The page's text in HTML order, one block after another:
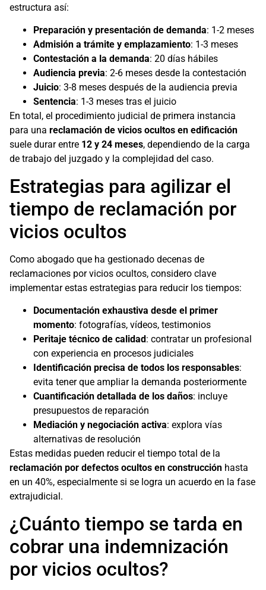
estructura así:
Preparación y presentación de demanda: 1-2 meses
Admisión a trámite y emplazamiento: 1-3 meses
Contestación a la demanda: 20 días hábiles
Audiencia previa: 2-6 meses desde la contestación
Juicio: 3-8 meses después de la audiencia previa
Sentencia: 1-3 meses tras el juicio
En total, el procedimiento judicial de primera instancia
para una reclamación de vicios ocultos en edificación
suele durar entre 12 y 24 meses, dependiendo de la carga
de trabajo del juzgado y la complejidad del caso.
Estrategias para agilizar el
tiempo de reclamación por
vicios ocultos
Como abogado que ha gestionado decenas de
reclamaciones por vicios ocultos, considero clave
implementar estas estrategias para reducir los tiempos:
Documentación exhaustiva desde el primer
momento: fotografías, vídeos, testimonios
Peritaje técnico de calidad : contratar un profesional
con experiencia en procesos judiciales
Identificación precisa de todos los responsables:
evita tener que ampliar la demanda posteriormente
Cuantificación detallada de los daños: incluye
presupuestos de reparación
Mediación y negociación activa: explora vías
alternativas de resolución
Estas medidas pueden reducir el tiempo total de la
reclamación por defectos ocultos en construcción hasta
en un 40%, especialmente si se logra un acuerdo en la fase
extrajudicial.
¿Cuánto tiempo se tarda en
cobrar una indemnización
por vicios ocultos?